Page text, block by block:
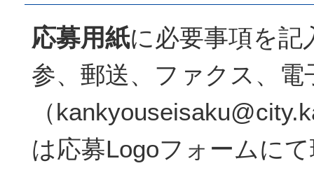
応募用紙に必要事項を記
参、郵送、ファクス、電
（
は応募Logoフォームに